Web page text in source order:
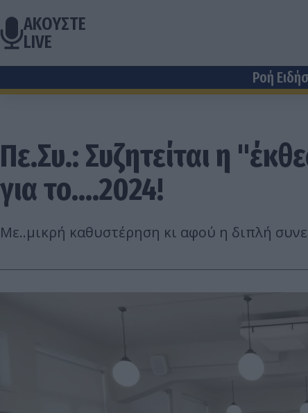
ΑΚΟΥΣΤΕ
LIVE
Ροή
Πε.Συ.: Συζητείται η
για το....2024!
Με..μικρή καθυστέρηση κι αφού η διπλή